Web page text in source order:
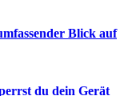
Blick auf
du dein Gerät